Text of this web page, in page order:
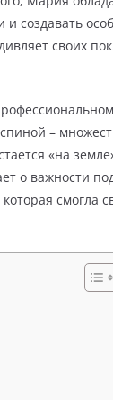
создавать
своих
–
«на
о важности
смогла